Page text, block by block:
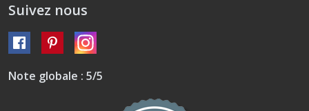
Suivez nous
Note globale : 5/5